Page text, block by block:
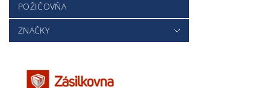
POŽIČOVŇA
ZNAČKY